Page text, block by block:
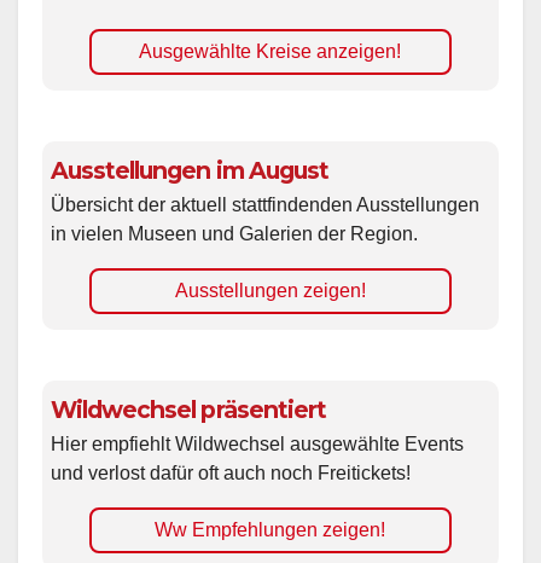
Ausgewählte Kreise anzeigen!
Ausstellungen im August
Übersicht der aktuell stattfindenden Ausstellungen
in vielen Museen und Galerien der Region.
Ausstellungen zeigen!
Wildwechsel präsentiert
Hier empfiehlt Wildwechsel ausgewählte Events
und verlost dafür oft auch noch Freitickets!
Ww Empfehlungen zeigen!